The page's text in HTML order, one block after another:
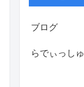
ブログ
らでぃっしゅ